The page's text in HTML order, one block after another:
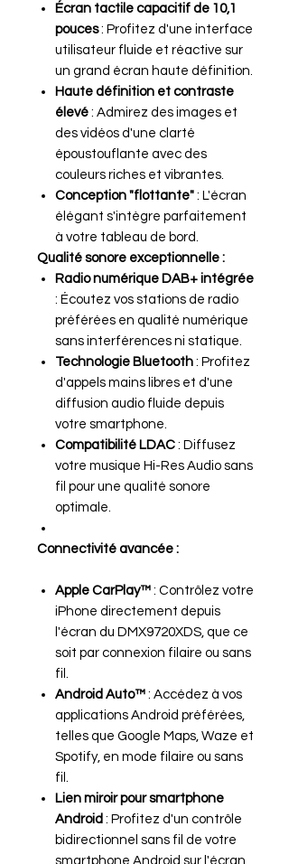
Écran tactile capacitif de 10,1
pouces: Profitez d'une interface
utilisateur fluide et réactive sur
un grand écran haute définition.
Haute définition et contraste
élevé : Admirez des images et
des vidéos d'une clarté
époustouflante avec des
couleurs riches et vibrantes.
Conception "flottante" : L'écran
élégant s'intègre parfaitement
à votre tableau de bord.
Qualité sonore exceptionnelle :
Radio numérique DAB+ intégrée
: Écoutez vos stations de radio
préférées en qualité numérique
sans interférences ni statique.
Technologie Bluetooth : Profitez
d'appels mains libres et d'une
diffusion audio fluide depuis
votre smartphone.
Compatibilité LDAC : Diffusez
votre musique Hi-Res Audio sans
fil pour une qualité sonore
optimale.
Connectivité avancée :
Apple CarPlay™ : Contrôlez votre
iPhone directement depuis
l'écran du DMX9720XDS, que ce
soit par connexion filaire ou sans
fil.
Android Auto™ : Accédez à vos
applications Android préférées,
telles que Google Maps, Waze et
Spotify, en mode filaire ou sans
fil.
Lien miroir pour smartphone
Android : Profitez d'un contrôle
bidirectionnel sans fil de votre
smartphone Android sur l'écran